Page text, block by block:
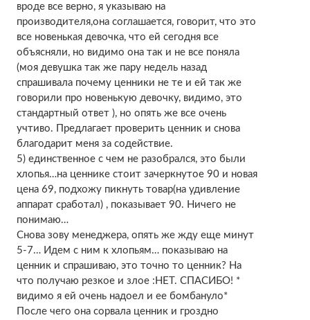
вроде все верно, я указываю на
производителя,она соглашается, говорит, что это
все новенькая девочка, что ей сегодня все
объясняли, но видимо она так и не все поняла
(моя девушка так же пару недель назад
спрашивала почему ценники не те и ей так же
говорили про новенькую девочку, видимо, это
стандартный ответ ), но опять же все очень
учтиво. Предлагает проверить ценник и снова
благодарит меня за содействие.
5) единственное с чем не разобрался, это были
хлопья…на ценнике стоит зачеркнутое 90 и новая
цена 69, подхожу пикнуть товар(на удивление
аппарат сработал) , показывает 90. Ничего не
понимаю…
Снова зову менеджера, опять же жду еще минут
5-7… Идем с ним к хлопьям… показываю на
ценник и спрашиваю, это точно то ценник? На
что получаю резкое и злое :НЕТ. СПАСИБО! *
видимо я ей очень надоел и ее бомбануло*
После чего она сорвала ценник и гроздно